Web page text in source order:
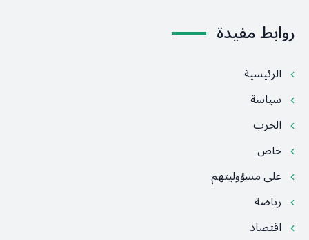
روابط مفيدة
الرئيسية
سياسة
الحرب
خاص
على مسؤوليتهم
رياضة
اقتصاد